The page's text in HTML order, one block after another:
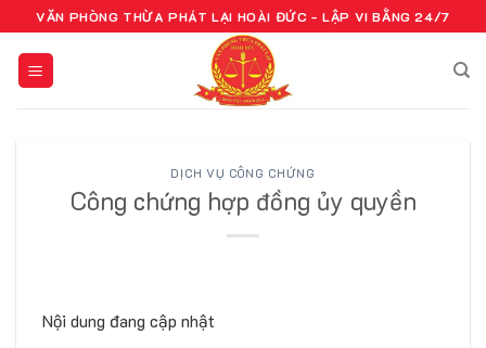
qua
dung
VĂN PHÒNG THỪA PHÁT LẠI HOÀI ĐỨC - LẬP VI BẰNG 24/7
DỊCH VỤ CÔNG CHỨNG
Công chứng hợp đồng ủy quyền
Nội dung đang cập nhật